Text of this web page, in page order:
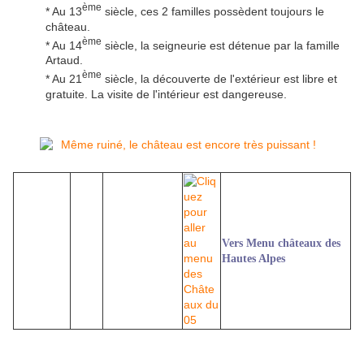
* Au 13ème siècle, ces 2 familles possèdent toujours le
château.
* Au 14ème siècle, la seigneurie est détenue par la famille
Artaud.
* Au 21 ème siècle, la découverte de l'extérieur est libre et
gratuite. La visite de l'intérieur est dangereuse.
Vers Menu châteaux des
Hautes Alpes